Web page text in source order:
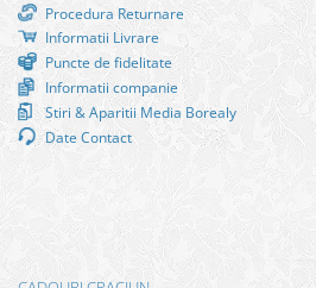
Procedura Returnare
Informatii Livrare
Puncte de fidelitate
Informatii companie
Stiri & Aparitii Media Borealy
Date Contact